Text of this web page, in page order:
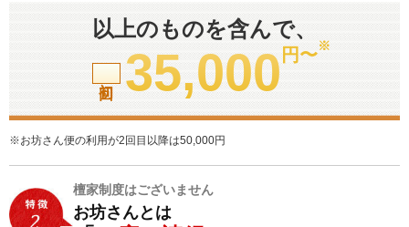
以上のものを含んで、
35,000 円〜※
※お坊さん便の利用が2回目以降は50,000円
檀家制度はございません
お坊さんとは